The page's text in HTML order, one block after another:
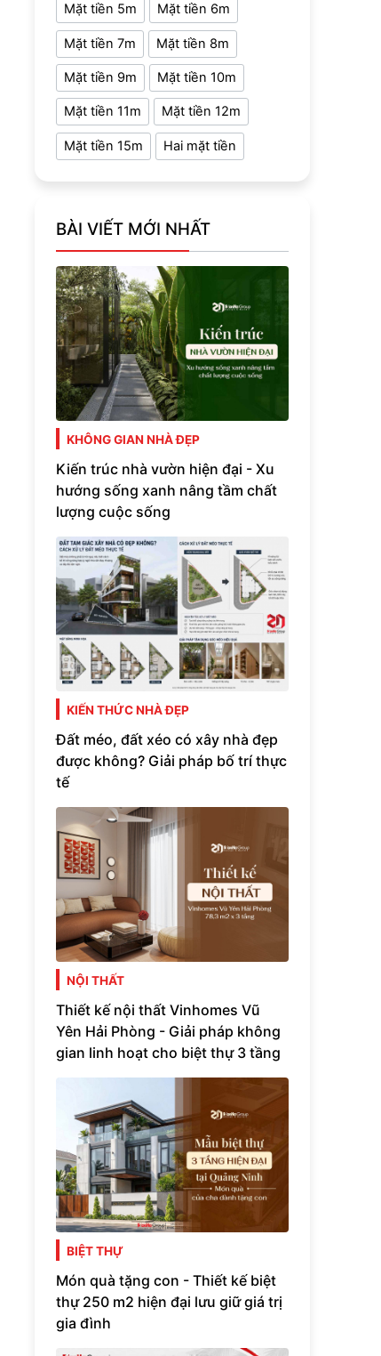
Mặt tiền 5m Mặt tiền 6m
Mặt tiền 7m Mặt tiền 8m
Mặt tiền 9m Mặt tiền 10m
Mặt tiền 11m Mặt tiền 12m
Mặt tiền 15m Hai mặt tiền
BÀI VIẾT MỚI NHẤT
KHÔNG GIAN NHÀ ĐẸP
Kiến trúc nhà vườn hiện đại - Xu
hướng sống xanh nâng tầm chất
lượng cuộc sống
KIẾN THỨC NHÀ ĐẸP
Đất méo, đất xéo có xây nhà đẹp
được không? Giải pháp bố trí thực
tế
NỘI THẤT
Thiết kế nội thất Vinhomes Vũ
Yên Hải Phòng - Giải pháp không
gian linh hoạt cho biệt thự 3 tầng
BIỆT THỰ
Món quà tặng con - Thiết kế biệt
thự 250 m2 hiện đại lưu giữ giá trị
gia đình